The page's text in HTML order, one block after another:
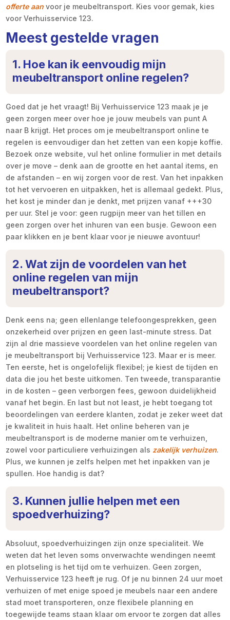
offerte aan voor je meubeltransport. Kies voor gemak, kies
voor Verhuisservice 123.
Meest gestelde vragen
1. Hoe kan ik eenvoudig mijn
meubeltransport online regelen?
Goed dat je het vraagt! Bij Verhuisservice 123 maak je je
geen zorgen meer over hoe je jouw meubels van punt A
naar B krijgt. Het proces om je meubeltransport online te
regelen is eenvoudiger dan het zetten van een kopje koffie.
Bezoek onze website, vul het online formulier in met details
over je move – denk aan de grootte en het aantal items, en
de afstanden – en wij zorgen voor de rest. Van het inpakken
tot het vervoeren en uitpakken, het is allemaal gedekt. Plus,
het kost je minder dan je denkt, met prijzen vanaf +++30
per uur. Stel je voor: geen rugpijn meer van het tillen en
geen zorgen over het inhuren van een busje. Gewoon een
paar klikken en je bent klaar voor je nieuwe avontuur!
2. Wat zijn de voordelen van het
online regelen van mijn
meubeltransport?
Denk eens na; geen ellenlange telefoongesprekken, geen
onzekerheid over prijzen en geen last-minute stress. Dat
zijn al drie massieve voordelen van het online regelen van
je meubeltransport bij Verhuisservice 123. Maar er is meer.
Ten eerste, het is ongelofelijk flexibel; je kiest de tijden en
data die jou het beste uitkomen. Ten tweede, transparantie
in de kosten – geen verborgen fees, gewoon duidelijkheid
vanaf het begin. En last but not least, je hebt toegang tot
beoordelingen van eerdere klanten, zodat je zeker weet dat
je kwaliteit in huis haalt. Het online beheren van je
meubeltransport is de moderne manier om te verhuizen,
zowel voor particuliere verhuizingen als zakelijk verhuizen.
Plus, we kunnen je zelfs helpen met het inpakken van je
spullen. Hoe handig is dat?
3. Kunnen jullie helpen met een
spoedverhuizing?
Absoluut, spoedverhuizingen zijn onze specialiteit. We
weten dat het leven soms onverwachte wendingen neemt
en plotseling is het tijd om te verhuizen. Geen zorgen,
Verhuisservice 123 heeft je rug. Of je nu binnen 24 uur moet
verhuizen of met enige spoed je meubels naar een andere
stad moet transporteren, onze flexibele planning en
toegewijde teams staan klaar om ervoor te zorgen dat alles